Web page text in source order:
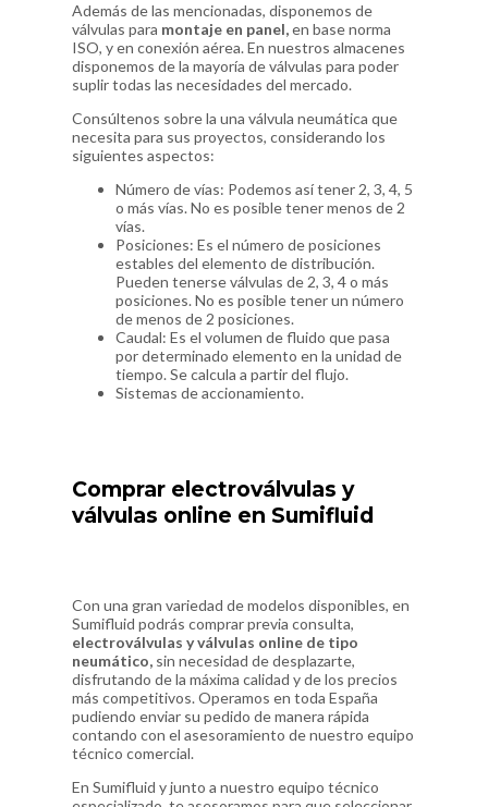
Además de las mencionadas, disponemos de
válvulas para montaje en panel,en base norma
ISO, y en conexión aérea. En nuestros almacenes
disponemos de la mayoría de válvulas para poder
suplir todas las necesidades del mercado.
Consúltenos sobre la una válvula neumática que
necesita para sus proyectos, considerando los
siguientes aspectos:
Número de vías: Podemos así tener 2, 3, 4, 5
o más vías. No es posible tener menos de 2
vías.
Posiciones: Es el número de posiciones
estables del elemento de distribución.
Pueden tenerse válvulas de 2, 3, 4 o más
posiciones. No es posible tener un número
de menos de 2 posiciones.
Caudal: Es el volumen de fluido que pasa
por determinado elemento en la unidad de
tiempo. Se calcula a partir del flujo.
Sistemas de accionamiento.
Comprar electroválvulas y
válvulas online en Sumifluid
Con una gran variedad de modelos disponibles, en
Sumifluid podrás comprar previa consulta,
electroválvulas y válvulas online de tipo
neumático, sin necesidad de desplazarte,
disfrutando de la máxima calidad y de los precios
más competitivos. Operamos en toda España
pudiendo enviar su pedido de manera rápida
contando con el asesoramiento de nuestro equipo
técnico comercial.
En Sumifluid y junto a nuestro equipo técnico